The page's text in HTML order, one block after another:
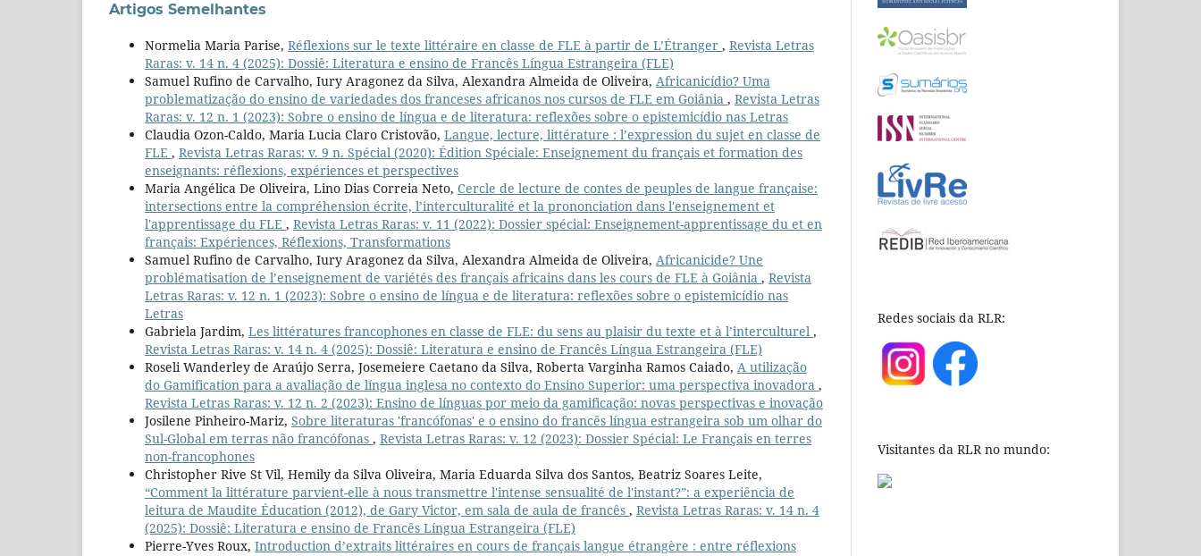
Artigos Semelhantes
Normelia Maria Parise, Réflexions sur le texte littéraire en classe de FLE à partir de L’Étranger , Revista Letras
Raras: v. 14 n. 4 (2025): Dossiê: Literatura e ensino de Francês Língua Estrangeira (FLE)
Samuel Rufino de Carvalho, Iury Aragonez da Silva, Alexandra Almeida de Oliveira, Africanicídio? Uma
problematização do ensino de variedades dos franceses africanos nos cursos de FLE em Goiânia , Revista Letras
Raras: v. 12 n. 1 (2023): Sobre o ensino de língua e de literatura: reflexões sobre o epistemicídio nas Letras
Claudia Ozon-Caldo, Maria Lucia Claro Cristovão, Langue, lecture, littérature : l’expression du sujet en classe de
FLE , Revista Letras Raras: v. 9 n. Spécial (2020): Édition Spéciale: Enseignement du français et formation des
enseignants: réflexions, expériences et perspectives
Maria Angélica De Oliveira, Lino Dias Correia Neto, Cercle de lecture de contes de peuples de langue française:
intersections entre la compréhension écrite, l’interculturalité et la prononciation dans l'enseignement et
l'apprentissage du FLE , Revista Letras Raras: v. 11 (2022): Dossier spécial: Enseignement-apprentissage du et en
français: Expériences, Réflexions, Transformations
Samuel Rufino de Carvalho, Iury Aragonez da Silva, Alexandra Almeida de Oliveira, Africanicide? Une
problématisation de l’enseignement de variétés des français africains dans les cours de FLE à Goiânia , Revista
Letras Raras: v. 12 n. 1 (2023): Sobre o ensino de língua e de literatura: reflexões sobre o epistemicídio nas
Letras
Gabriela Jardim, Les littératures francophones en classe de FLE: du sens au plaisir du texte et à l’interculturel ,
Revista Letras Raras: v. 14 n. 4 (2025): Dossiê: Literatura e ensino de Francês Língua Estrangeira (FLE)
Roseli Wanderley de Araújo Serra, Josemeiere Caetano da Silva, Roberta Varginha Ramos Caiado, A utilização
do Gamification para a avaliação de língua inglesa no contexto do Ensino Superior: uma perspectiva inovadora ,
Revista Letras Raras: v. 12 n. 2 (2023): Ensino de línguas por meio da gamificação: novas perspectivas e inovação
Josilene Pinheiro-Mariz, Sobre literaturas 'francófonas' e o ensino do francês língua estrangeira sob um olhar do
Sul-Global em terras não francófonas , Revista Letras Raras: v. 12 (2023): Dossier Spécial: Le Français en terres
non-francophones
Christopher Rive St Vil, Hemily da Silva Oliveira, Maria Eduarda Silva dos Santos, Beatriz Soares Leite,
“Comment la littérature parvient-elle à nous transmettre l'intense sensualité de l'instant?”: a experiência de
leitura de Maudite Éducation (2012), de Gary Victor, em sala de aula de francês , Revista Letras Raras: v. 14 n. 4
(2025): Dossiê: Literatura e ensino de Francês Língua Estrangeira (FLE)
Pierre-Yves Roux, Introduction d’extraits littéraires en cours de français langue étrangère : entre réflexions
Redes sociais da RLR:
Visitantes da RLR no mundo: